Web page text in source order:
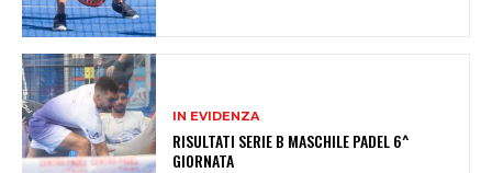
IN EVIDENZA
RISULTATI SERIE B MASCHILE PADEL 6^
GIORNATA